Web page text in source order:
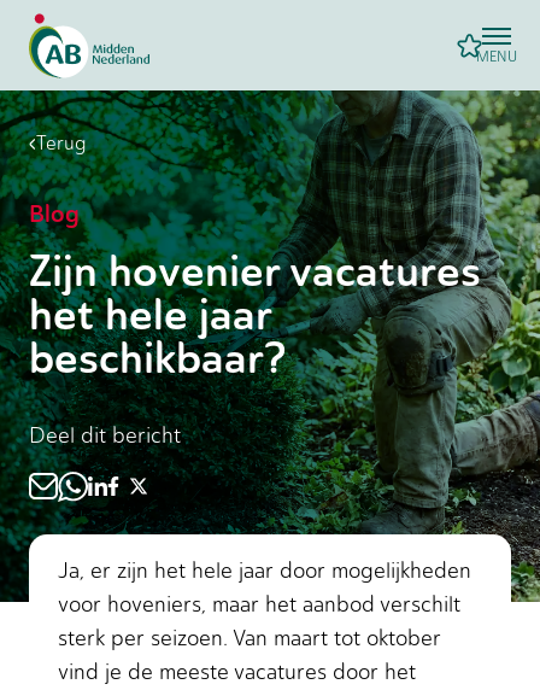
MENU
Terug
Blog
Zijn hovenier vacatures
het hele jaar
beschikbaar?
Deel dit bericht
Ja, er zijn het hele jaar door mogelijkheden
voor hoveniers, maar het aanbod verschilt
sterk per seizoen. Van maart tot oktober
vind je de meeste vacatures door het